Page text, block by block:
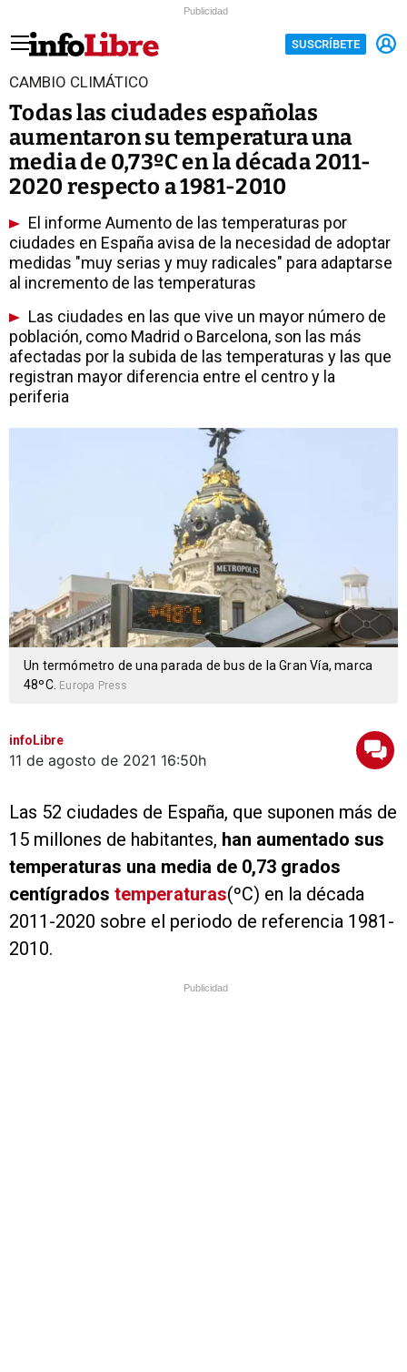
Publicidad
SUSCRÍBETE
CAMBIO CLIMÁTICO
Todas las ciudades españolas
aumentaron su temperatura una
media de 0,73ºC en la década 2011-
2020 respecto a 1981-2010
El informe Aumento de las temperaturas por
ciudades en España avisa de la necesidad de adoptar
medidas "muy serias y muy radicales" para adaptarse
al incremento de las temperaturas
Las ciudades en las que vive un mayor número de
población, como Madrid o Barcelona, son las más
afectadas por la subida de las temperaturas y las que
registran mayor diferencia entre el centro y la
periferia
Un termómetro de una parada de bus de la Gran Vía, marca
48ºC. Europa Press
infoLibre
11 de agosto de 2021 16:50h
Las 52 ciudades de España, que suponen más de
15 millones de habitantes, han aumentado sus
temperaturas una media de 0,73 grados
centígrados temperaturas(ºC) en la década
2011-2020 sobre el periodo de referencia 1981-
2010.
Publicidad